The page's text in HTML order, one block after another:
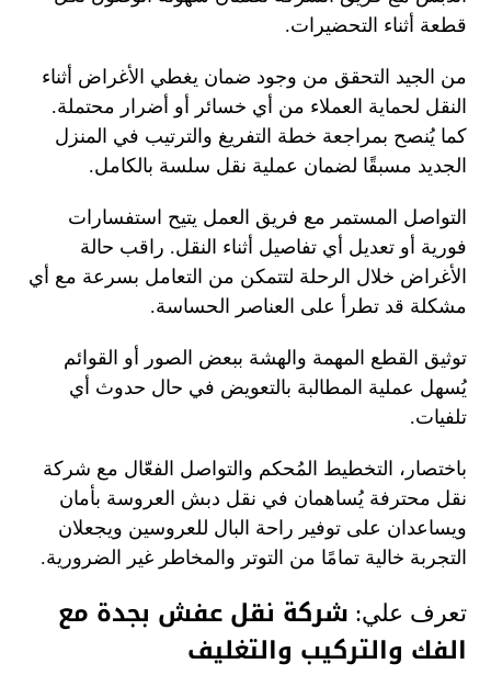
قطعة أثناء التحضيرات.
من الجيد التحقق من وجود ضمان يغطي الأغراض أثناء
النقل لحماية العملاء من أي خسائر أو أضرار محتملة.
كما يُنصح بمراجعة خطة التفريغ والترتيب في المنزل
الجديد مسبقًا لضمان عملية نقل سلسة بالكامل.
التواصل المستمر مع فريق العمل يتيح استفسارات
فورية أو تعديل أي تفاصيل أثناء النقل. راقب حالة
الأغراض خلال الرحلة لتتمكن من التعامل بسرعة مع أي
مشكلة قد تطرأ على العناصر الحساسة.
توثيق القطع المهمة والهشة ببعض الصور أو القوائم
يُسهل عملية المطالبة بالتعويض في حال حدوث أي
تلفيات.
باختصار، التخطيط المُحكم والتواصل الفعّال مع شركة
نقل محترفة يُساهمان في نقل دبش العروسة بأمان
ويساعدان على توفير راحة البال للعروسين ويجعلان
التجربة خالية تمامًا من التوتر والمخاطر غير الضرورية.
تعرف علي: شركة نقل عفش بجدة مع
الفك والتركيب والتغليف